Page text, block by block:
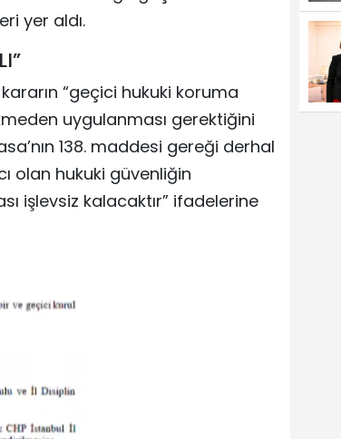
yer aldı.
“geçici hukuki koruma
uygulanması gerektiğini
138. maddesi gereği derhal
olan hukuki güvenliğin
işlevsiz kalacaktır” ifadelerine